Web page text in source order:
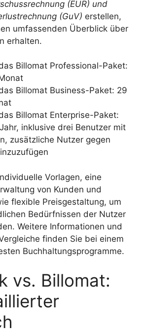
(EÜR) und
(GuV) erstellen,
umfassenden Überblick über
erhalten.
Billomat Professional-Paket:
Billomat Business-Paket: 29
Billomat Enterprise-Paket:
inklusive drei Benutzer mit
zusätzliche Nutzer gegen
Vorlagen, eine
von Kunden und
flexible Preisgestaltung, um
Bedürfnissen der Nutzer
Weitere Informationen und
finden Sie bei einem
Buchhaltungsprogramme.
vs. Billomat: